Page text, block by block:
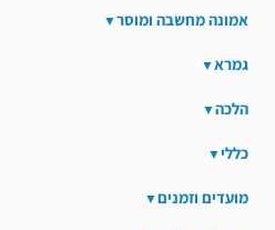
אמונה מחשבה ומוסר
גמרא
הלכה
כללי
מועדים וזמנים